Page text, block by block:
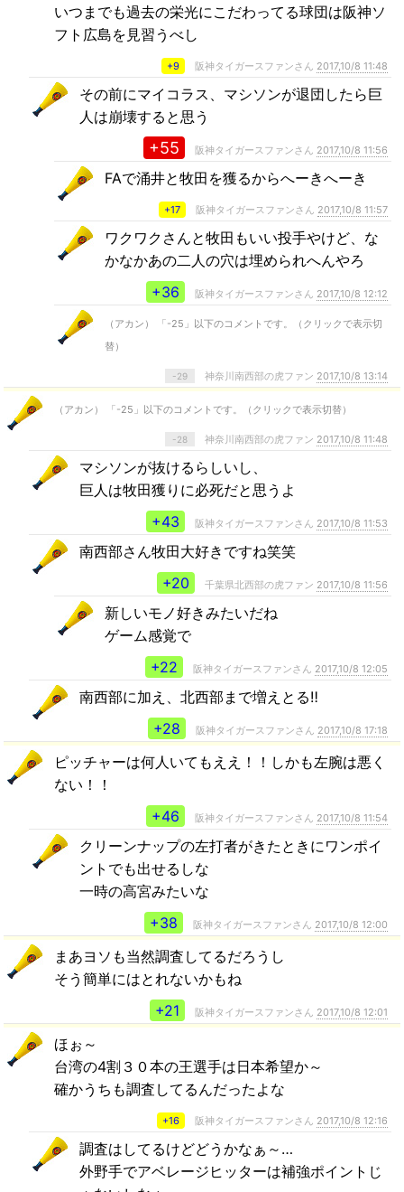
いつまでも過去の栄光にこだわってる球団は阪神ソ
フト広島を見習うべし
+9 阪神タイガースファンさん 2017,10/8 11:48
その前にマイコラス、マシソンが退団したら巨
人は崩壊すると思う
+55 阪神タイガースファンさん 2017,10/8 11:56
FAで涌井と牧田を獲るからへーきへーき
+17 阪神タイガースファンさん 2017,10/8 11:57
ワクワクさんと牧田もいい投手やけど、な
かなかあの二人の穴は埋められへんやろ
+36
阪神タイガースファンさん 2017,10/8 12:12
（アカン） 「-25」以下のコメントです。（クリックで表示切
替）
-29 神奈川南西部の虎ファン 2017,10/8 13:14
（アカン） 「-25」以下のコメントです。（クリックで表示切替）
-28 神奈川南西部の虎ファン 2017,10/8 11:48
マシソンが抜けるらしいし、
巨人は牧田獲りに必死だと思うよ
+43
阪神タイガースファンさん 2017,10/8 11:53
南西部さん牧田大好きですね笑笑
+20
千葉県北西部の虎ファン 2017,10/8 11:56
新しいモノ好きみたいだね
ゲーム感覚で
+22
阪神タイガースファンさん 2017,10/8 12:05
南西部に加え、北西部まで増えとる‼️
+28
阪神タイガースファンさん 2017,10/8 17:18
ピッチャーは何人いてもええ！！しかも左腕は悪く
ない！！
+46
阪神タイガースファンさん 2017,10/8 11:54
クリーンナップの左打者がきたときにワンポイ
ントでも出せるしな
一時の高宮みたいな
+38
阪神タイガースファンさん 2017,10/8 12:00
まあヨソも当然調査してるだろうし
そう簡単にはとれないかもね
+21
阪神タイガースファンさん 2017,10/8 12:01
ほぉ～
台湾の4割３０本の王選手は日本希望か～
確かうちも調査してるんだったよな
+16 阪神タイガースファンさん 2017,10/8 12:16
調査はしてるけどどうかなぁ～…
外野手でアベレージヒッターは補強ポイントじ